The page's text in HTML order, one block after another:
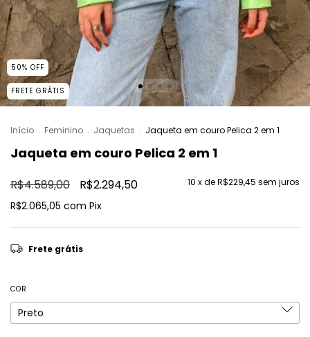
50% OFF
FRETE GRÁTIS
Início . Feminino . Jaquetas . Jaqueta em couro Pelica 2 em 1
Jaqueta em couro Pelica 2 em 1
R$4.589,00 R$2.294,50 10 x deR$229,45 sem juros
R$2.065,05 com Pix
Frete grátis
COR